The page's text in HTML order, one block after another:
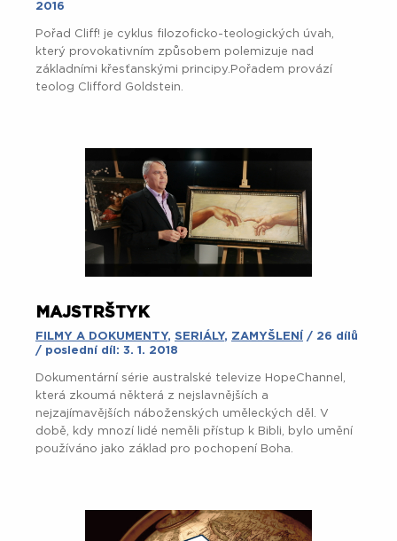
2016
Pořad Cliff! je cyklus filozoficko-teologických úvah,
který provokativním způsobem polemizuje nad
základními křesťanskými principy.Pořadem provází
teolog Clifford Goldstein.
MAJSTRŠTYK
FILMY A DOKUMENTY, SERIÁLY, ZAMYŠLENÍ
/ 26 dílů
/ poslední díl: 3. 1. 2018
Dokumentární série australské televize HopeChannel,
která zkoumá některá z nejslavnějších a
nejzajímavějších náboženských uměleckých děl. V
době, kdy mnozí lidé neměli přístup k Bibli, bylo umění
používáno jako základ pro pochopení Boha.